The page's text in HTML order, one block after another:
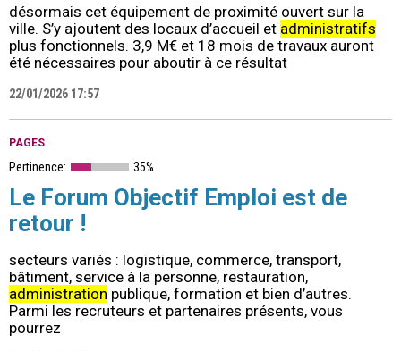
désormais cet équipement de proximité ouvert sur la
ville. S’y ajoutent des locaux d’accueil et administratifs
plus fonctionnels. 3,9 M€ et 18 mois de travaux auront
été nécessaires pour aboutir à ce résultat
22/01/2026 17:57
PAGES
Pertinence: 35%
Le Forum Objectif Emploi est de
retour !
secteurs variés : logistique, commerce, transport,
bâtiment, service à la personne, restauration,
administration publique, formation et bien d’autres.
Parmi les recruteurs et partenaires présents, vous
pourrez